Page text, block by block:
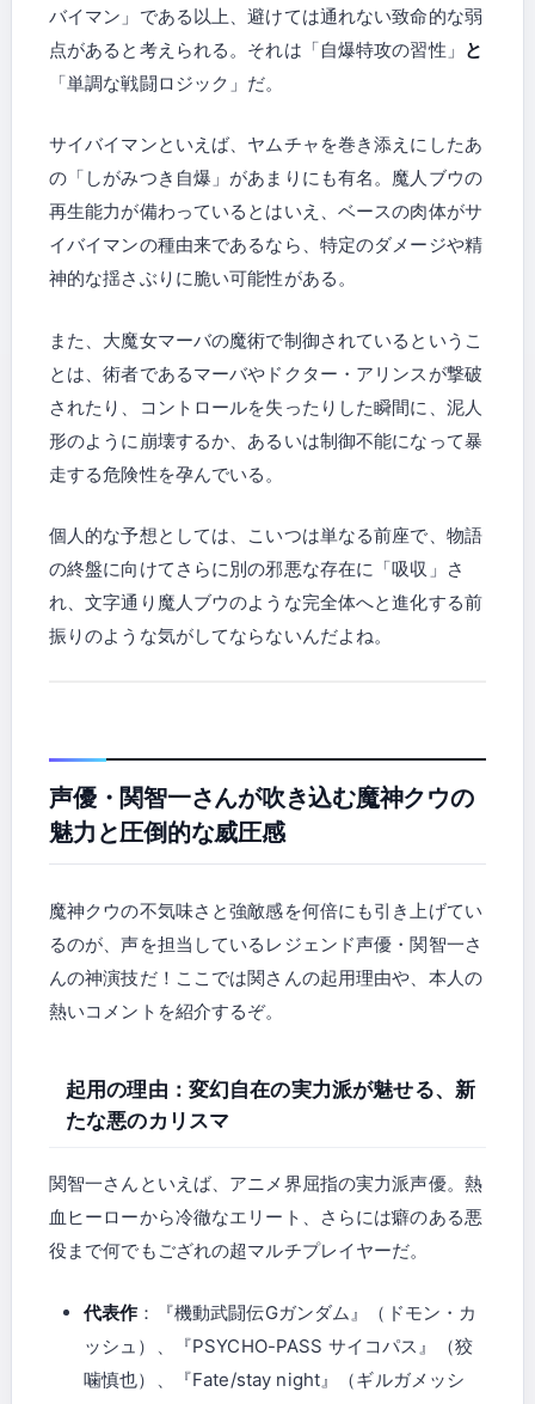
バイマン」である以上、避けては通れない致命的な弱
点があると考えられる。それは「自爆特攻の習性」 と
「単調な戦闘ロジック」だ。
サイバイマンといえば、ヤムチャを巻き添えにしたあ
の「しがみつき自爆」があまりにも有名。魔人ブウの
再生能力が備わっているとはいえ、ベースの肉体がサ
イバイマンの種由来であるなら、特定のダメージや精
神的な揺さぶりに脆い可能性がある。
また、大魔女マーバの魔術で制御されているというこ
とは、術者であるマーバやドクター・アリンスが撃破
されたり、コントロールを失ったりした瞬間に、泥人
形のように崩壊するか、あるいは制御不能になって暴
走する危険性を孕んでいる。
個人的な予想としては、こいつは単なる前座で、物語
の終盤に向けてさらに別の邪悪な存在に「吸収」さ
れ、文字通り魔人ブウのような完全体へと進化する前
振りのような気がしてならないんだよね。
声優・関智一さんが吹き込む魔神クウの
魅力と圧倒的な威圧感
魔神クウの不気味さと強敵感を何倍にも引き上げてい
るのが、声を担当しているレジェンド声優・関智一さ
んの神演技だ！ここでは関さんの起用理由や、本人の
熱いコメントを紹介するぞ。
起用の理由：変幻自在の実力派が魅せる、新
たな悪のカリスマ
関智一さんといえば、アニメ界屈指の実力派声優。熱
血ヒーローから冷徹なエリート、さらには癖のある悪
役まで何でもござれの超マルチプレイヤーだ。
代表作 ：『機動武闘伝Gガンダム』（ドモン・カ
ッシュ）、『PSYCHO-PASS サイコパス』（狡
噛慎也）、『Fate/stay night』（ギルガメッシ